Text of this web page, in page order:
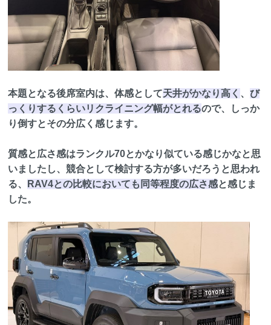
本題となる後席室内は、体感として天井がかなり高く 、 び
っくりするくらいリクライニング幅がとれるので、しっか
り倒すとその分広く感じます。
質感と広さ感はランクル70とかなり似ている感じかなと思
いましたし、競合として検討する方が多いだろうと思われ
る、
RAV4との比較においても同等程度の広さ感と感じま
した。